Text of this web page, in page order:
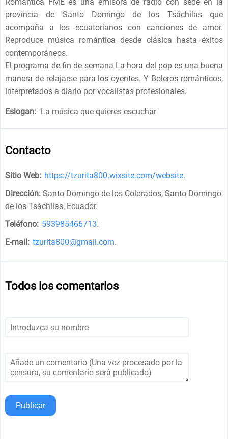
provincia de Santo Domingo de los Tsáchilas que
acompaña a los ecuatorianos con canciones de amor.
Reproduce música romántica desde clásica hasta éxitos
contemporáneos.
El programa de fin de semana La hora del pop es una buena
manera de relajarse para los oyentes. Y Boleros románticos,
interpretados a diario por vocalistas profesionales.
Eslogan: "La música que quieres escuchar"
Contacto
Sitio Web: https://tzurita800.wixsite.com/website.
Dirección: Santo Domingo de los Colorados, Santo Domingo
de los Tsáchilas, Ecuador.
Teléfono: 593985466713.
E-mail: tzurita800@gmail.com.
Todos los comentarios
Publicar